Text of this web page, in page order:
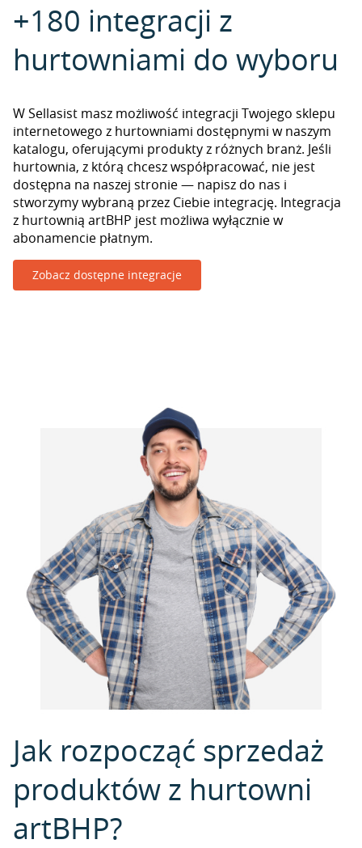
+180 integracji z
hurtowniami do wyboru
W Sellasist masz możliwość integracji Twojego sklepu
internetowego z hurtowniami dostępnymi w naszym
katalogu, oferującymi produkty z różnych branż. Jeśli
hurtownia, z którą chcesz współpracować, nie jest
dostępna na naszej stronie — napisz do nas i
stworzymy wybraną przez Ciebie integrację. Integracja
z hurtownią artBHP jest możliwa wyłącznie w
abonamencie płatnym.
Zobacz dostępne integracje
Jak rozpocząć sprzedaż
produktów z hurtowni
artBHP?